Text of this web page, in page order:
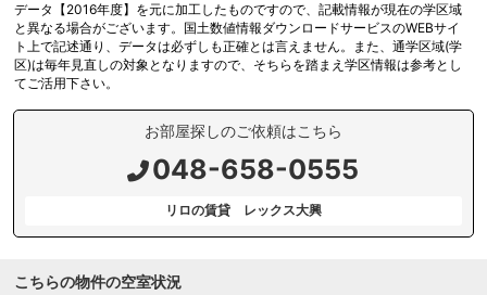
データ【2016年度】を元に加工したものですので、記載情報が現在の学区域
と異なる場合がございます。国土数値情報ダウンロードサービスのWEBサイ
ト上で記述通り、データは必ずしも正確とは言えません。また、通学区域(学
区)は毎年見直しの対象となりますので、そちらを踏まえ学区情報は参考とし
てご活用下さい。
お部屋探しのご依頼はこちら
048-658-0555
リロの賃貸 レックス大興
こちらの物件の空室状況